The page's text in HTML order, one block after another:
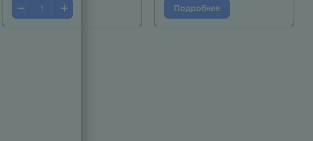
Подробнее